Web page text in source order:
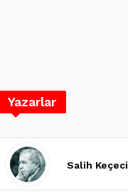
Yazarlar
Salih Keçeci